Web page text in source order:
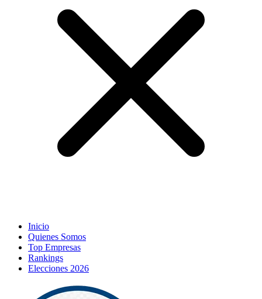
Inicio
Quienes Somos
Top Empresas
Rankings
Elecciones 2026